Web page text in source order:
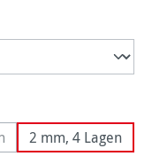
ist zurzeit nicht
2 mm, 4 Lagen